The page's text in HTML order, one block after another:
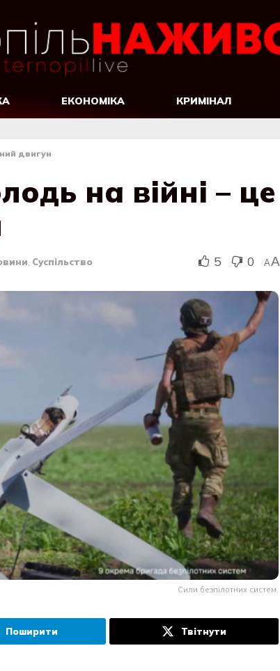
ЕКОНОМІКА КРИМІНАЛ
двигун
на війні – це
, Суспільство 5 0 AA
Сили безпілотних систем.
Поширити Твітнути